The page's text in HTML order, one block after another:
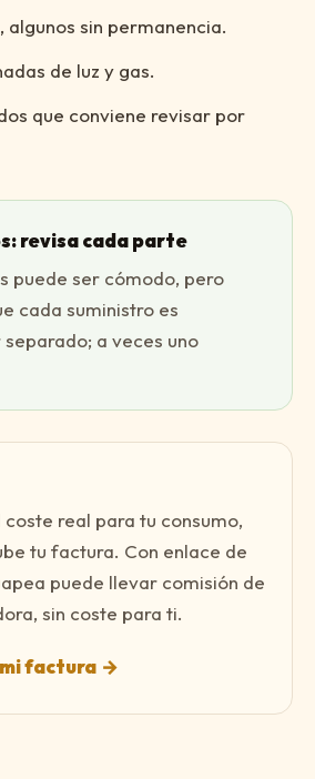
algunos sin permanencia.
de luz y gas.
que conviene revisar por
revisa cada parte
puede ser cómodo, pero
cada suministro es
a veces uno
real para tu consumo,
tu factura. Con enlace de
puede llevar comisión de
sin coste para ti.
factura →